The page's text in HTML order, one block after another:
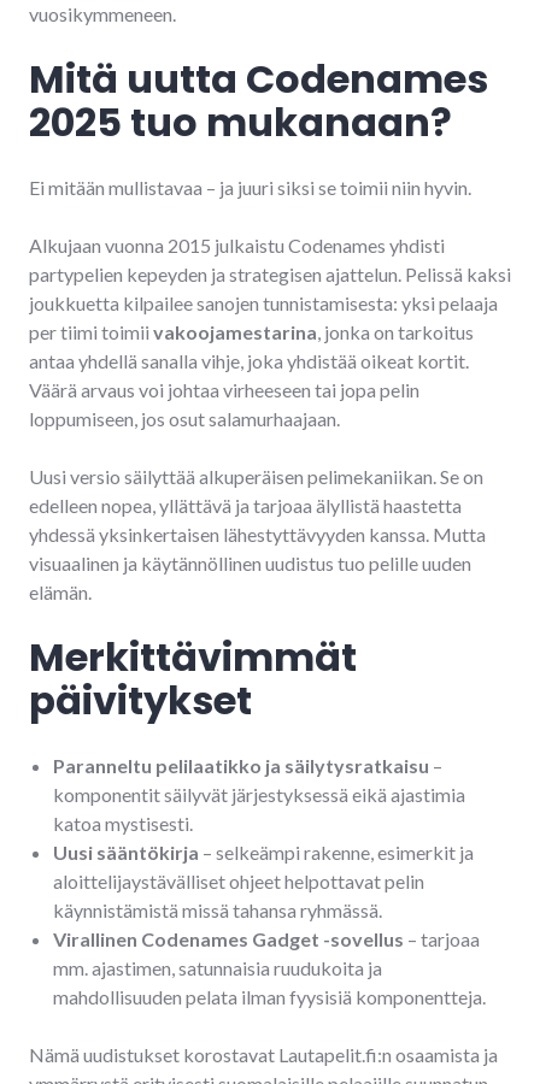
vuosikymmeneen.
Mitä uutta Codenames
2025 tuo mukanaan?
Ei mitään mullistavaa – ja juuri siksi se toimii niin hyvin.
Alkujaan vuonna 2015 julkaistu Codenames yhdisti
partypelien kepeyden ja strategisen ajattelun. Pelissä kaksi
joukkuetta kilpailee sanojen tunnistamisesta: yksi pelaaja
per tiimi toimii vakoojamestarina , jonka on tarkoitus
antaa yhdellä sanalla vihje, joka yhdistää oikeat kortit.
Väärä arvaus voi johtaa virheeseen tai jopa pelin
loppumiseen, jos osut salamurhaajaan.
Uusi versio säilyttää alkuperäisen pelimekaniikan. Se on
edelleen nopea, yllättävä ja tarjoaa älyllistä haastetta
yhdessä yksinkertaisen lähestyttävyyden kanssa. Mutta
visuaalinen ja käytännöllinen uudistus tuo pelille uuden
elämän.
Merkittävimmät
päivitykset
Paranneltu pelilaatikko ja säilytysratkaisu –
komponentit säilyvät järjestyksessä eikä ajastimia
katoa mystisesti.
Uusi sääntökirja – selkeämpi rakenne, esimerkit ja
aloittelijaystävälliset ohjeet helpottavat pelin
käynnistämistä missä tahansa ryhmässä.
Virallinen Codenames Gadget -sovellus – tarjoaa
mm. ajastimen, satunnaisia ruudukoita ja
mahdollisuuden pelata ilman fyysisiä komponentteja.
Nämä uudistukset korostavat Lautapelit.fi:n osaamista ja